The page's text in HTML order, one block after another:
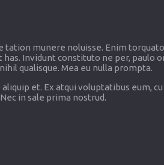
munere noluisse. Enim
Invidunt constituto ne per, paulo
qualisque. Mea eu nulla prompta.
et. Ex atqui voluptatibus eum,
in sale prima nostrud.